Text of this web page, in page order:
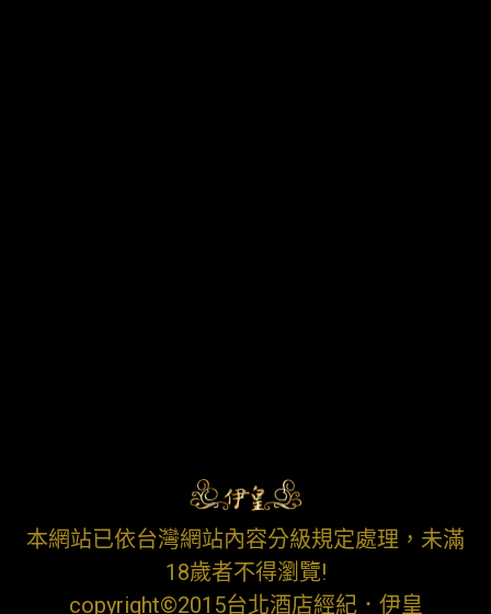
本網站已依台灣網站內容分級規定處理，未滿
18歲者不得瀏覽!
copyright©2015台北酒店經紀．伊皇